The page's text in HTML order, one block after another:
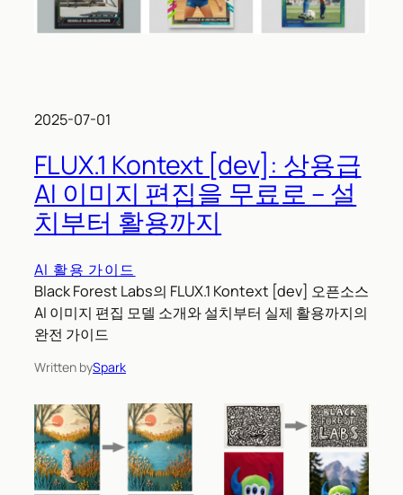
2025-07-01
FLUX.1 Kontext [dev]: 상용급
AI 이미지 편집을 무료로 – 설
치부터 활용까지
AI 활용 가이드
Black Forest Labs의 FLUX.1 Kontext [dev] 오픈소스
AI 이미지 편집 모델 소개와 설치부터 실제 활용까지의
완전 가이드
Written bySpark